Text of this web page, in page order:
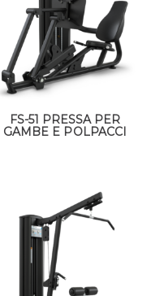
FS-51 PRESSA PER
GAMBE E POLPACCI